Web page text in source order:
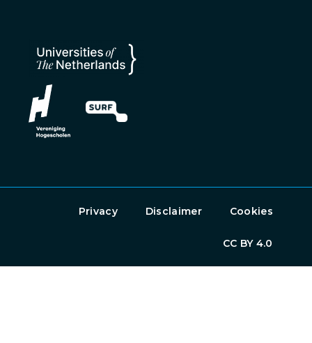
Privacy Disclaimer Cookies
CC BY 4.0